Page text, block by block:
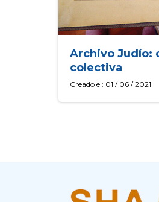
Archivo Judío:
colectiva
Creado el: 01 / 06 / 2021